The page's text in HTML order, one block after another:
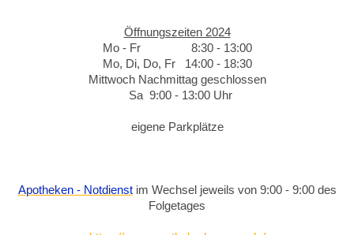
Öffnungszeiten 2024
Mo - Fr 8:30 - 13:00
Mo, Di, Do, Fr 14:00 - 18:30
Mittwoch Nachmittag geschlossen
Sa 9:00 - 13:00 Uhr
eigene Parkplätze
Apotheken - Notdienstim Wechsel jeweils von 9:00 - 9:00 des
Folgetages